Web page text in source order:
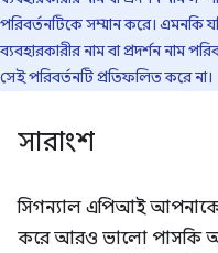
পরিবর্তনটিকে সম্মান করে। এমনকি
ব্যবহারকারীর নাম বা প্রদর্শন নাম
সেই পরিবর্তনটি প্রতিফলিত করে না।
সারাংশ
সিগন্যাল এপিআই আপনাকে
করে আরও ভালো পাসকি